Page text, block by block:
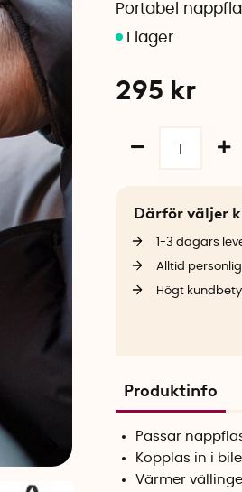
Portabel
295 kr
Därför väljer
1-3 dagars
Alltid
Högt
Produktinfo
Passar
Kopplas in i
Värmer